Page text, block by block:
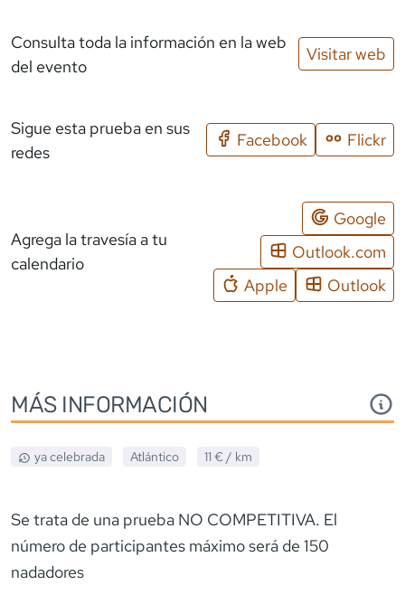
Consulta toda la información en la web
del evento
Visitar web
Sigue esta prueba en sus
redes
Facebook Flickr
Agrega la travesía a tu
calendario
Google
Outlook.com
Apple
Outlook
MÁS INFORMACIÓN
ya celebrada Atlántico 11 € / km
Se trata de una prueba NO COMPETITIVA. El
número de participantes máximo será de 150
nadadores